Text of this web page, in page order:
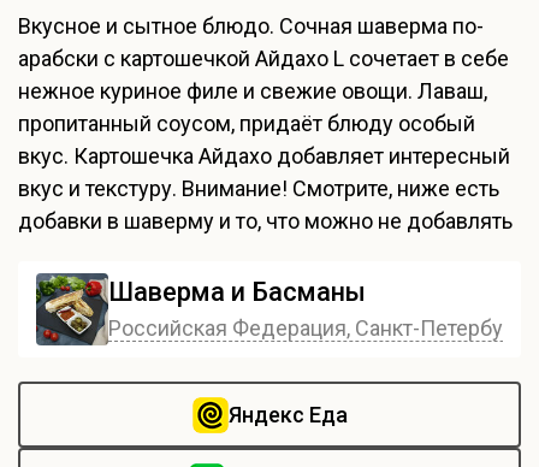
Вкусное и сытное блюдо. Сочная шаверма по-
арабски с картошечкой Айдахо L сочетает в себе
нежное куриное филе и свежие овощи. Лаваш,
пропитанный соусом, придаёт блюду особый
вкус. Картошечка Айдахо добавляет интересный
вкус и текстуру. Внимание! Смотрите, ниже есть
добавки в шаверму и то, что можно не добавлять
Шаверма и Басманы
Российская Федерация, Санкт-Петербург,
Яндекс Еда